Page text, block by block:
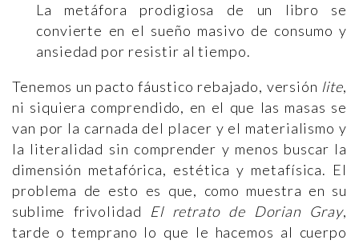
La metáfora prodigiosa de un libro se
convierte en el sueño masivo de consumo y
ansiedad por resistir al tiempo.
Tenemos un pacto fáustico rebajado, versión lite,
ni siquiera comprendido, en el que las masas se
van por la carnada del placer y el materialismo y
la literalidad sin comprender y menos buscar la
dimensión metafórica, estética y metafísica. El
problema de esto es que, como muestra en su
sublime frivolidad El retrato de Dorian Gray,
tarde o temprano lo que le hacemos al cuerpo